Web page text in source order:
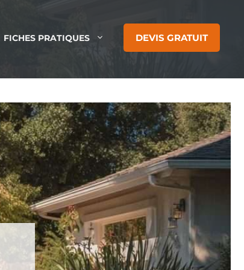
FICHES PRATIQUES DEVIS GRATUIT